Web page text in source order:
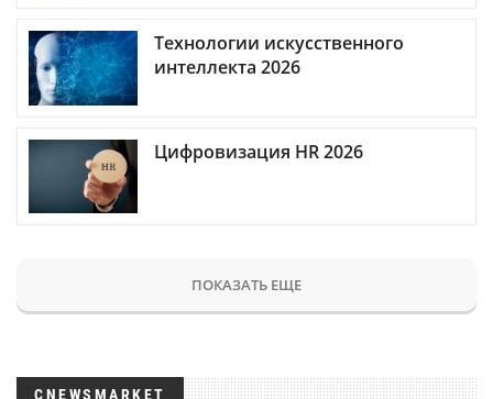
Технологии искусственного
интеллекта 2026
Цифровизация HR 2026
ПОКАЗАТЬ ЕЩЕ
CNEWSMARKET